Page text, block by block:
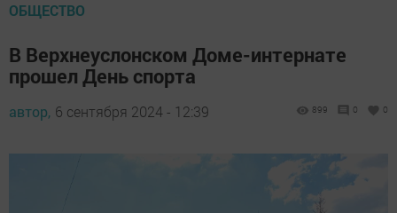
ОБЩЕСТВО
В Верхнеуслонском Доме-интернате
прошел День спорта
автор, 6 сентября 2024 - 12:39 899 0 0